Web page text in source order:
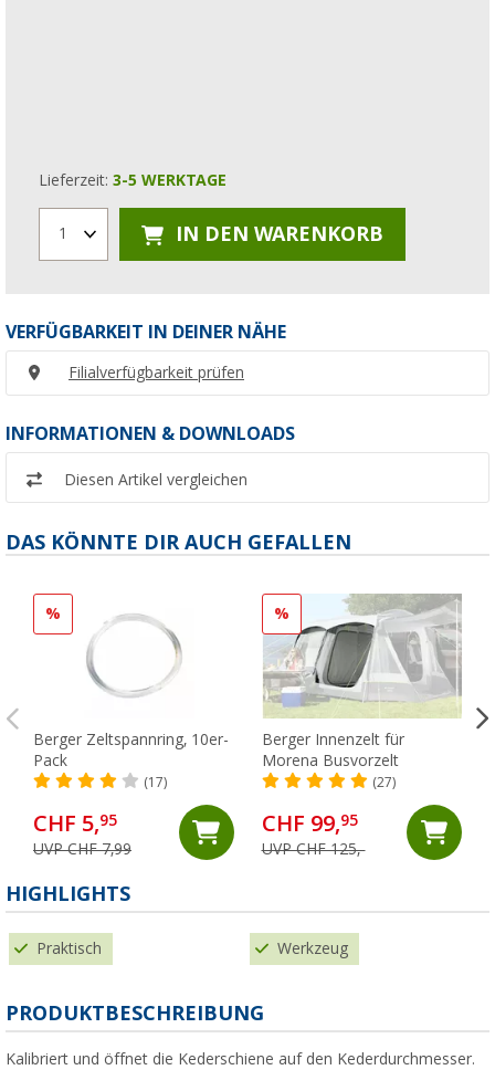
Lieferzeit: 3-5 WERKTAGE
1 IN DEN WARENKORB
VERFÜGBARKEIT IN DEINER NÄHE
Filialverfügbarkeit prüfen
INFORMATIONEN & DOWNLOADS
Diesen Artikel vergleichen
DAS KÖNNTE DIR AUCH GEFALLEN
%
Berger Zeltspannring, 10er-
Pack
(17)
CHF 5,95
UVP CHF 7,99
%
Berger Innenzelt für
Morena Busvorzelt
(27)
CHF 99,95
UVP CHF 125,-
HIGHLIGHTS
Praktisch Werkzeug
PRODUKTBESCHREIBUNG
Kalibriert und öffnet die Kederschiene auf den Kederdurchmesser.